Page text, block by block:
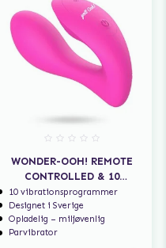
WONDER-OOH! REMOTE
CONTROLLED & 10
VIBRATION MODES
10 vibrationsprogrammer
Designet i Sverige
Opladelig – miljøvenlig
Parvibrator